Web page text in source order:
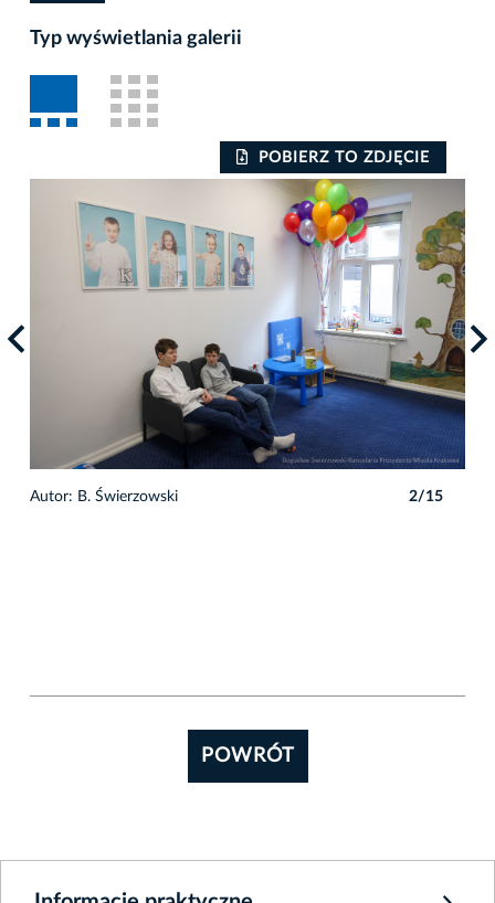
Typ wyświetlania galerii
POBIERZ TO ZDJĘCIE
Autor: B. Świerzowski 2/15
POWRÓT